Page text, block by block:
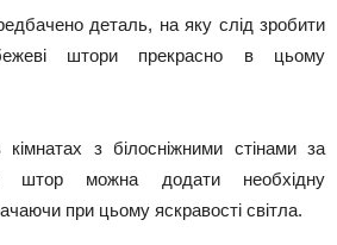
деталь, на яку слід зробити
штори прекрасно в цьому
з білосніжними стінами за
штор можна додати необхідну
при цьому яскравості світла.